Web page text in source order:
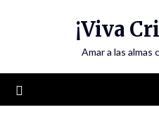
¡Viva
Amar a las almas